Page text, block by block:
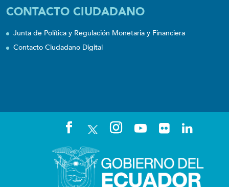
CONTACTO CIUDADANO
Junta de Política y Regulación Monetaria y Financiera
Contacto Ciudadano Digital